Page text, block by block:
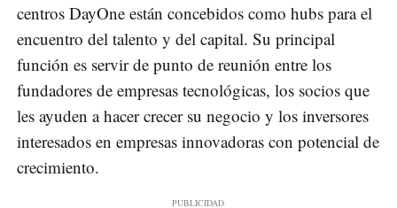
centros DayOne están concebidos como hubs para el
encuentro del talento y del capital. Su principal
función es servir de punto de reunión entre los
fundadores de empresas tecnológicas, los socios que
les ayuden a hacer crecer su negocio y los inversores
interesados en empresas innovadoras con potencial de
crecimiento.